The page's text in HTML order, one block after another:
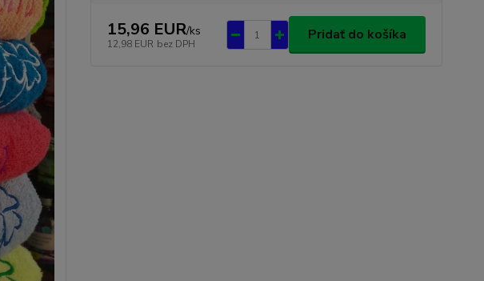
15,96 EUR/ks
12,98 EUR bez DPH
Pridať do košíka